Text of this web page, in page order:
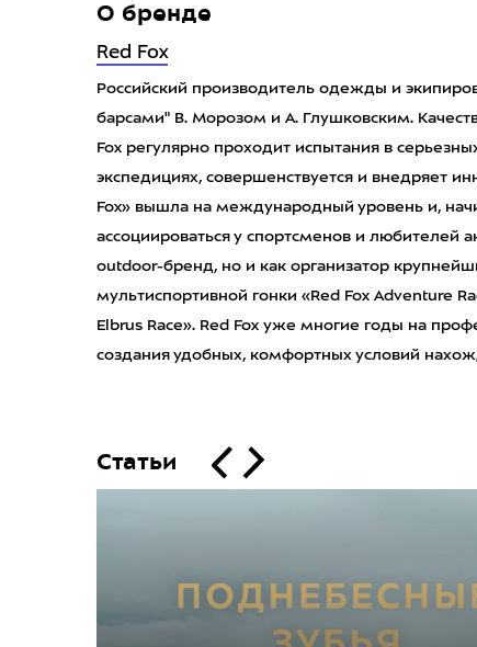
О бренде
Red Fox
Российский производитель одежды и
барсами" В. Морозом и А. Глушковским.
Fox регулярно проходит испытания в
экспедициях, совершенствуется и внедряет
Fox» вышла на международный уровень и,
ассоциироваться у спортсменов и любителей
outdoor-бренд, но и как организатор
мультиспортивной гонки «Red Fox Adventure
Elbrus Race». Red Fox уже многие годы на
создания удобных, комфортных условий
Статьи